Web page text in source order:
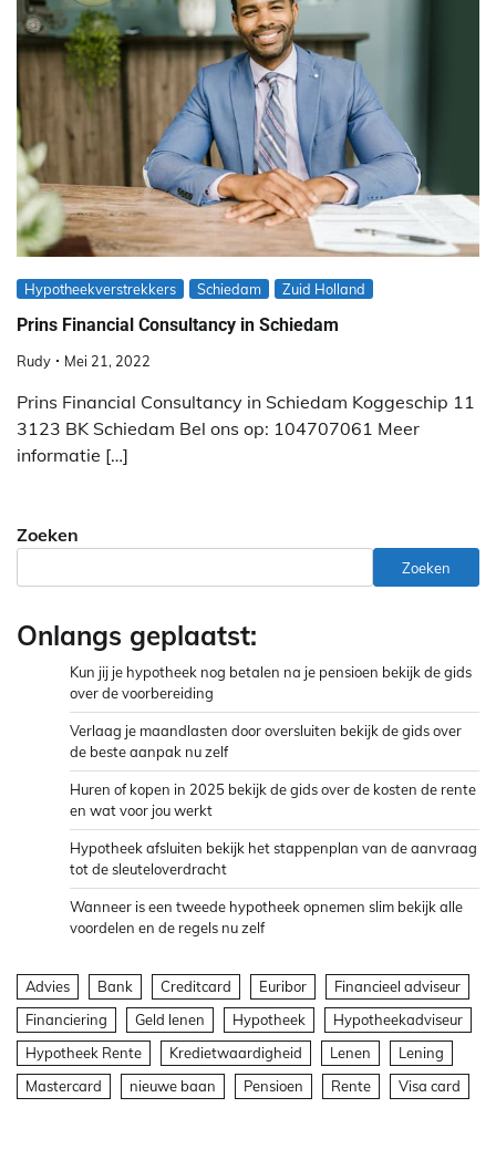
Hypotheekverstrekkers Schiedam Zuid Holland
Prins Financial Consultancy in Schiedam
Rudy Mei 21, 2022
Prins Financial Consultancy in Schiedam Koggeschip 11
3123 BK Schiedam Bel ons op: 104707061 Meer
informatie […]
Zoeken
Zoeken
Onlangs geplaatst:
Kun jij je hypotheek nog betalen na je pensioen bekijk de gids
over de voorbereiding
Verlaag je maandlasten door oversluiten bekijk de gids over
de beste aanpak nu zelf
Huren of kopen in 2025 bekijk de gids over de kosten de rente
en wat voor jou werkt
Hypotheek afsluiten bekijk het stappenplan van de aanvraag
tot de sleuteloverdracht
Wanneer is een tweede hypotheek opnemen slim bekijk alle
voordelen en de regels nu zelf
Advies Bank Creditcard Euribor
Financieel adviseur
Financiering
Geld lenen Hypotheek
Hypotheekadviseur
Hypotheek Rente
Kredietwaardigheid Lenen
Lening
Mastercard
nieuwe baan Pensioen Rente Visa card